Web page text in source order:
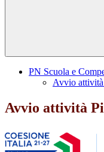
PN Scuola e
Avvio attività
Avvio attività